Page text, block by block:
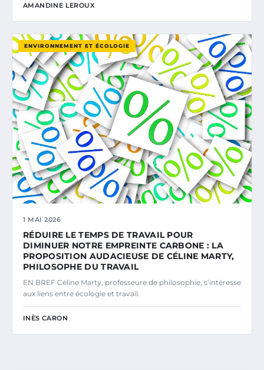
AMANDINE LEROUX
ENVIRONNEMENT ET ÉCOLOGIE
1 MAI 2026
RÉDUIRE LE TEMPS DE TRAVAIL POUR
DIMINUER NOTRE EMPREINTE CARBONE : LA
PROPOSITION AUDACIEUSE DE CÉLINE MARTY,
PHILOSOPHE DU TRAVAIL
EN BREF Céline Marty, professeure de philosophie, s’intéresse
aux liens entre écologie et travail.
INÈS CARON